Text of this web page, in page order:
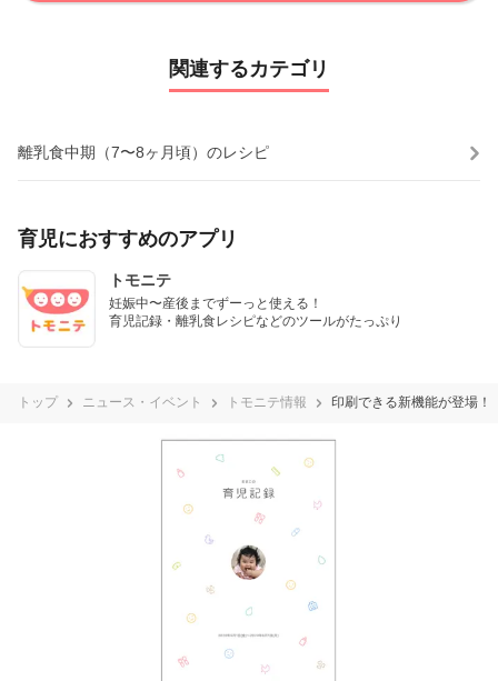
関連するカテゴリ
離乳食中期（7〜8ヶ月頃）のレシピ
育児におすすめのアプリ
トモニテ
妊娠中〜産後までずーっと使える！
育児記録・離乳食レシピなどのツールがたっぷり
トップ ニュース・イベント トモニテ情報 印刷できる新機能が登場